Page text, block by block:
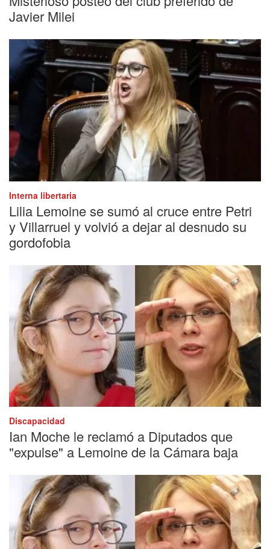
Javier Milei
Interna libertaria
Lilia Lemoine se sumó al cruce entre Petri
y Villarruel y volvió a dejar al desnudo su
gordofobia
Discapacidad
Ian Moche le reclamó a Diputados que
"expulse" a Lemoine de la Cámara baja